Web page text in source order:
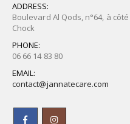
ADDRESS:
Boulevard Al Qods, n°64, à
Chock
PHONE:
06 66 14 83 80
EMAIL:
contact@jannatecare.com